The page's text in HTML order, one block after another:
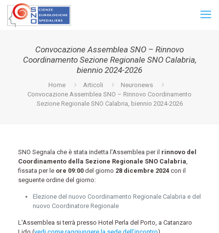
Convocazione Assemblea SNO – Rinnovo
Coordinamento Sezione Regionale SNO Calabria,
biennio 2024-2026
Home Articoli
Neuronews
Convocazione Assemblea SNO – Rinnovo Coordinamento
Sezione Regionale SNO Calabria, biennio 2024-2026
SNO Segnala che è stata indetta l’Assemblea per il rinnovo del
Coordinamento della Sezione Regionale SNO Calabria,
fissata per le ore 09:00del giorno 28 dicembre 2024 con il
seguente ordine del giorno:
Elezione del nuovo Coordinamento Regionale Calabria e del
nuovo Coordinatore Regionale
L’Assemblea si terrà presso Hotel Perla del Porto, a Catanzaro